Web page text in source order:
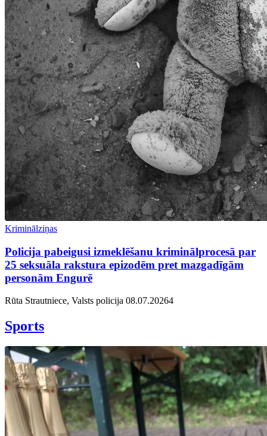
Kriminālziņas
Policija pabeigusi izmeklēšanu kriminālprocesā par
25 seksuāla rakstura epizodēm pret mazgadīgām
personām Engurē
Rūta Strautniece, Valsts policija 08.07.20264
Sports